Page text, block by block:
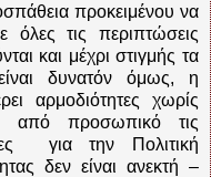
προκειμένου να
τις περιπτώσεις
και μέχρι στιγμής τα
δυνατόν όμως, η
αρμοδιότητες χωρίς
από προσωπικό τις
για την Πολιτική
δεν είναι ανεκτή –